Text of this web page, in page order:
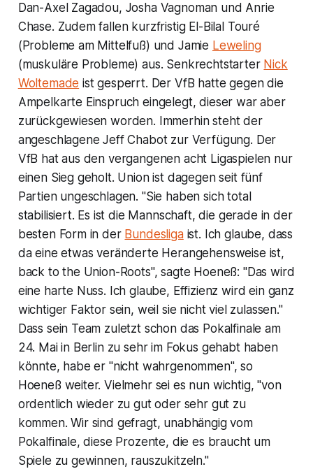
Dan-Axel Zagadou, Josha Vagnoman und Anrie
Chase. Zudem fallen kurzfristig El-Bilal Touré
(Probleme am Mittelfuß) und Jamie Leweling
(muskuläre Probleme) aus. Senkrechtstarter Nick
Woltemade ist gesperrt. Der VfB hatte gegen die
Ampelkarte Einspruch eingelegt, dieser war aber
zurückgewiesen worden. Immerhin steht der
angeschlagene Jeff Chabot zur Verfügung. Der
VfB hat aus den vergangenen acht Ligaspielen nur
einen Sieg geholt. Union ist dagegen seit fünf
Partien ungeschlagen. "Sie haben sich total
stabilisiert. Es ist die Mannschaft, die gerade in der
besten Form in der Bundesligaist. Ich glaube, dass
da eine etwas veränderte Herangehensweise ist,
back to the Union-Roots", sagte Hoeneß: "Das wird
eine harte Nuss. Ich glaube, Effizienz wird ein ganz
wichtiger Faktor sein, weil sie nicht viel zulassen."
Dass sein Team zuletzt schon das Pokalfinale am
24. Mai in Berlin zu sehr im Fokus gehabt haben
könnte, habe er "nicht wahrgenommen", so
Hoeneß weiter. Vielmehr sei es nun wichtig, "von
ordentlich wieder zu gut oder sehr gut zu
kommen. Wir sind gefragt, unabhängig vom
Pokalfinale, diese Prozente, die es braucht um
Spiele zu gewinnen, rauszukitzeln."